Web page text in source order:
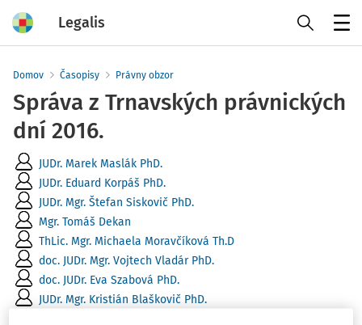
Legalis
Domov Časopisy Právny obzor
Správa z Trnavských právnických
dní 2016.
JUDr. Marek Maslák PhD.
JUDr. Eduard Korpáš PhD.
JUDr. Mgr. Štefan Siskovič PhD.
Mgr. Tomáš Dekan
ThLic. Mgr. Michaela Moravčíková Th.D
doc. JUDr. Mgr. Vojtech Vladár PhD.
doc. JUDr. Eva Szabová PhD.
JUDr. Mgr. Kristián Blaškovič PhD.